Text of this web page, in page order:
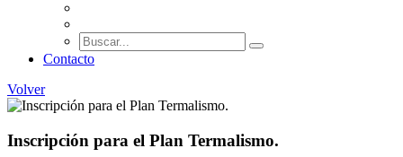
Contacto
Volver
Inscripción para el Plan Termalismo.